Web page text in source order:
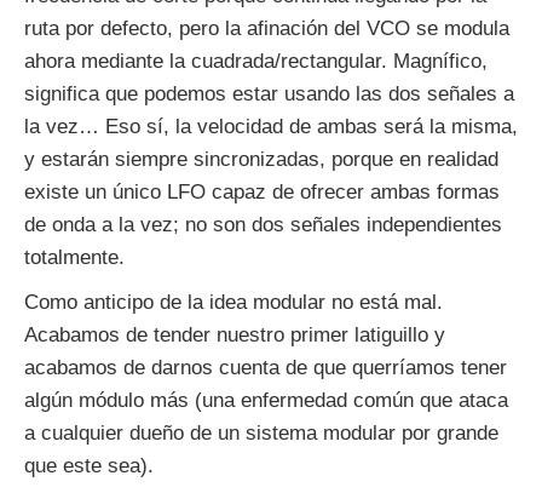
ruta por defecto, pero la afinación del VCO se modula
ahora mediante la cuadrada/rectangular. Magnífico,
significa que podemos estar usando las dos señales a
la vez… Eso sí, la velocidad de ambas será la misma,
y estarán siempre sincronizadas, porque en realidad
existe un único LFO capaz de ofrecer ambas formas
de onda a la vez; no son dos señales independientes
totalmente.
Como anticipo de la idea modular no está mal.
Acabamos de tender nuestro primer latiguillo y
acabamos de darnos cuenta de que querríamos tener
algún módulo más (una enfermedad común que ataca
a cualquier dueño de un sistema modular por grande
que este sea).